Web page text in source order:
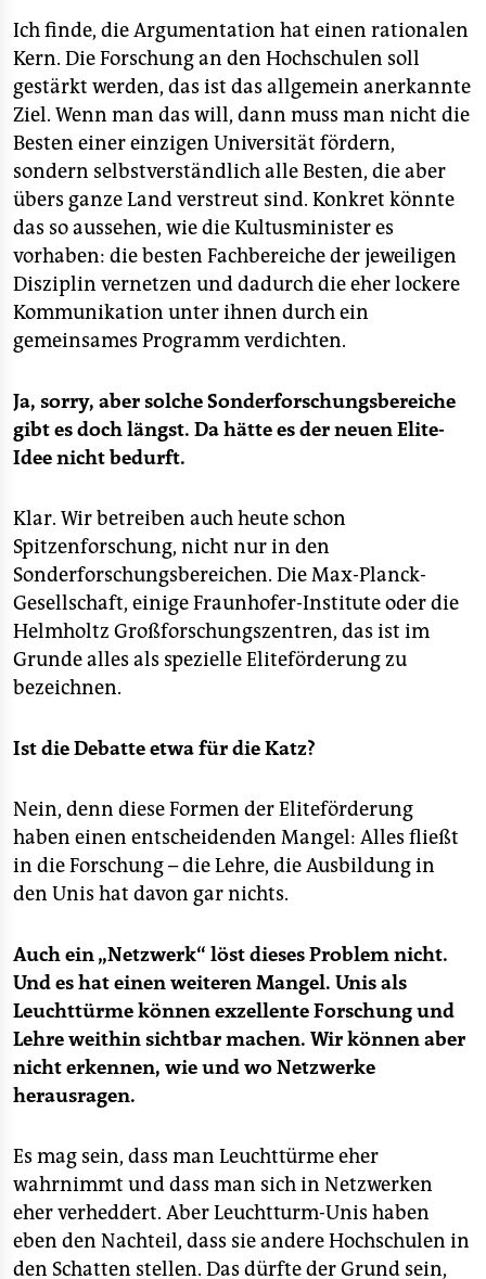
Ich finde, die Argumentation hat einen rationalen
Kern. Die Forschung an den Hochschulen soll
gestärkt werden, das ist das allgemein anerkannte
Ziel. Wenn man das will, dann muss man nicht die
Besten einer einzigen Universität fördern,
sondern selbstverständlich alle Besten, die aber
übers ganze Land verstreut sind. Konkret könnte
das so aussehen, wie die Kultusminister es
vorhaben: die besten Fachbereiche der jeweiligen
Disziplin vernetzen und dadurch die eher lockere
Kommunikation unter ihnen durch ein
gemeinsames Programm verdichten.
Ja, sorry, aber solche Sonderforschungsbereiche
gibt es doch längst. Da hätte es der neuen Elite-
Idee nicht bedurft.
Klar. Wir betreiben auch heute schon
Spitzenforschung, nicht nur in den
Sonderforschungsbereichen. Die Max-Planck-
Gesellschaft, einige Fraunhofer-Institute oder die
Helmholtz Großforschungszentren, das ist im
Grunde alles als spezielle Eliteförderung zu
bezeichnen.
Ist die Debatte etwa für die Katz?
Nein, denn diese Formen der Eliteförderung
haben einen entscheidenden Mangel: Alles fließt
in die Forschung – die Lehre, die Ausbildung in
den Unis hat davon gar nichts.
Auch ein „Netzwerk“ löst dieses Problem nicht.
Und es hat einen weiteren Mangel. Unis als
Leuchttürme können exzellente Forschung und
Lehre weithin sichtbar machen. Wir können aber
nicht erkennen, wie und wo Netzwerke
herausragen.
Es mag sein, dass man Leuchttürme eher
wahrnimmt und dass man sich in Netzwerken
eher verheddert. Aber Leuchtturm-Unis haben
eben den Nachteil, dass sie andere Hochschulen in
den Schatten stellen. Das dürfte der Grund sein,